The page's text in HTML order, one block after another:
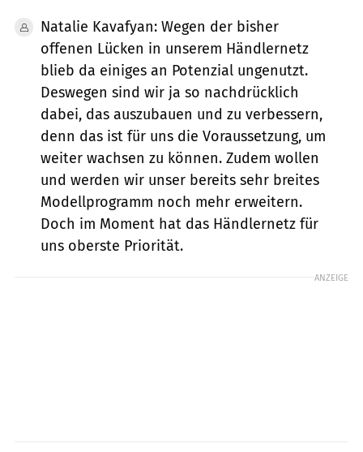
Natalie Kavafyan: Wegen der bisher
offenen Lücken in unserem Händlernetz
blieb da einiges an Potenzial ungenutzt.
Deswegen sind wir ja so nachdrücklich
dabei, das auszubauen und zu verbessern,
denn das ist für uns die Voraussetzung, um
weiter wachsen zu können. Zudem wollen
und werden wir unser bereits sehr breites
Modellprogramm noch mehr erweitern.
Doch im Moment hat das Händlernetz für
uns oberste Priorität.
ANZEIGE